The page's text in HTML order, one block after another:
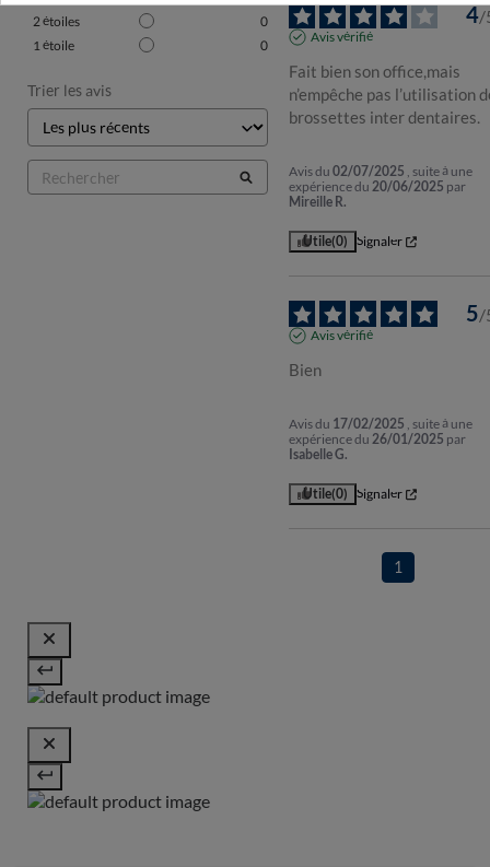
2étoiles
0
1étoile 0
Trier les avis
4/
Avis vérifié
Fait bien son office,mais
n’empêche pas l’utilisation
brossettes inter dentaires.
Avis du02/07/2025 , suite à une
expérience du20/06/2025 par
Mireille R.
Utile(0) Signaler
5/
Avis vérifié
Bien
Avis du 17/02/2025 , suite à une
expérience du26/01/2025 par
Isabelle G.
Utile(0) Signaler
1